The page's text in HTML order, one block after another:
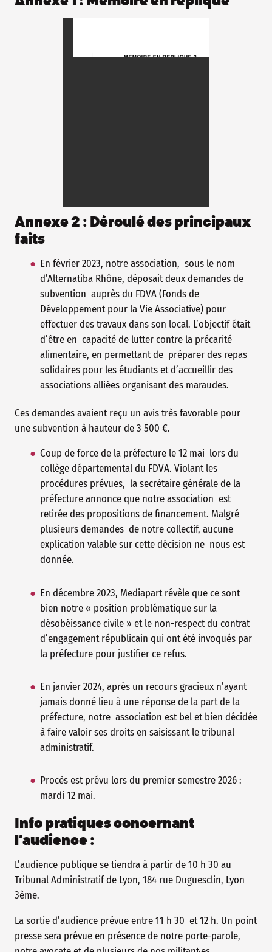
Annexe 2 : Déroulé des principaux
faits
En février 2023, notre association, sous le nom
d’Alternatiba Rhône, déposait deux demandes de
subvention auprès du FDVA (Fonds de
Développement pour la Vie Associative) pour
effectuer des travaux dans son local. L’objectif était
d’être en capacité de lutter contre la précarité
alimentaire, en permettant de préparer des repas
solidaires pour les étudiants et d’accueillir des
associations alliées organisant des maraudes.
Ces demandes avaient reçu un avis très favorable pour
une subvention à hauteur de 3 500 €.
Coup de force de la préfecture le 12 mai lors du
collège départemental du FDVA. Violant les
procédures prévues, la secrétaire générale de la
préfecture annonce que notre association est
retirée des propositions de financement. Malgré
plusieurs demandes de notre collectif, aucune
explication valable sur cette décision ne nous est
donnée.
En décembre 2023, Mediapart révèle que ce sont
bien notre « position problématique sur la
désobéissance civile » et le non-respect du contrat
d’engagement républicain qui ont été invoqués par
la préfecture pour justifier ce refus.
En janvier 2024, après un recours gracieux n’ayant
jamais donné lieu à une réponse de la part de la
préfecture, notre association est bel et bien décidée
à faire valoir ses droits en saisissant le tribunal
administratif.
Procès est prévu lors du premier semestre 2026 :
mardi 12 mai.
Info pratiques concernant
l’audience :
L’audience publique se tiendra à partir de 10 h 30 au
Tribunal Administratif de Lyon, 184 rue Duguesclin, Lyon
3ème.
La sortie d’audience prévue entre 11 h 30 et 12 h. Un point
presse sera prévue en présence de notre porte-parole,